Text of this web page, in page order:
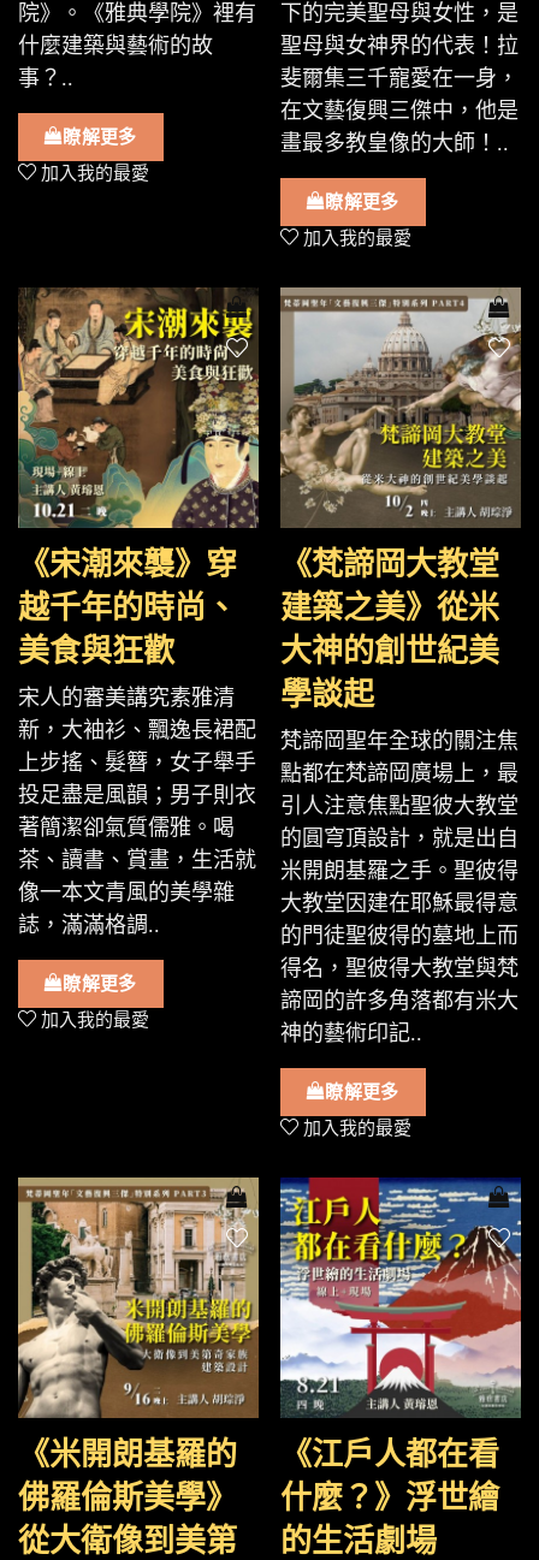
院》。《雅典學院》裡有
什麼建築與藝術的故
事？..
瞭解更多
加入我的最愛
下的完美聖母與女性，是
聖母與女神界的代表！拉
斐爾集三千寵愛在一身，
在文藝復興三傑中，他是
畫最多教皇像的大師！..
瞭解更多
加入我的最愛
《宋潮來襲》穿
越千年的時尚、
美食與狂歡
宋人的審美講究素雅清
新，大袖衫、飄逸長裙配
上步搖、髮簪，女子舉手
投足盡是風韻；男子則衣
著簡潔卻氣質儒雅。喝
茶、讀書、賞畫，生活就
像一本文青風的美學雜
誌，滿滿格調..
瞭解更多
加入我的最愛
《梵諦岡大教堂
建築之美》從米
大神的創世紀美
學談起
梵諦岡聖年全球的關注焦
點都在梵諦岡廣場上，最
引人注意焦點聖彼大教堂
的圓穹頂設計，就是出自
米開朗基羅之手。聖彼得
大教堂因建在耶穌最得意
的門徒聖彼得的墓地上而
得名，聖彼得大教堂與梵
諦岡的許多角落都有米大
神的藝術印記..
瞭解更多
加入我的最愛
《米開朗基羅的
佛羅倫斯美學》
從大衛像到美第
《江戶人都在看
什麼？》浮世繪
的生活劇場